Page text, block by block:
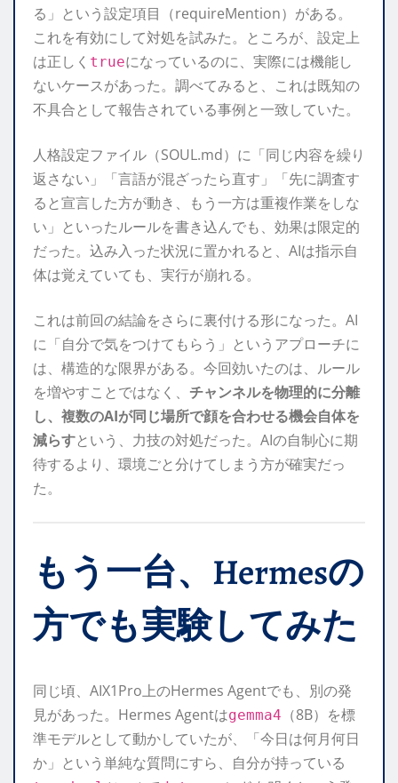
る」という設定項目（requireMention）がある。
これを有効にして対処を試みた。ところが、設定上
は正しく trueになっているのに、実際には機能し
ないケースがあった。調べてみると、これは既知の
不具合として報告されている事例と一致していた。
人格設定ファイル（SOUL.md）に「同じ内容を繰り
返さない」「言語が混ざったら直す」「先に調査す
ると宣言した方が動き、もう一方は重複作業をしな
い」といったルールを書き込んでも、効果は限定的
だった。込み入った状況に置かれると、AIは指示自
体は覚えていても、実行が崩れる。
これは前回の結論をさらに裏付ける形になった。AI
に「自分で気をつけてもらう」というアプローチに
は、構造的な限界がある。今回効いたのは、ルール
を増やすことではなく、 チャンネルを物理的に分離
し、複数のAIが同じ場所で顔を合わせる機会自体を
減らすという、力技の対処だった。AIの自制心に期
待するより、環境ごと分けてしまう方が確実だっ
た。
もう一台、Hermesの
方でも実験してみた
同じ頃、AIX1Pro上のHermes Agentでも、別の発
見があった。Hermes Agentはgemma4 （8B）を標
準モデルとして動かしていたが、「今日は何月何日
か」という単純な質問にすら、自分が持っている